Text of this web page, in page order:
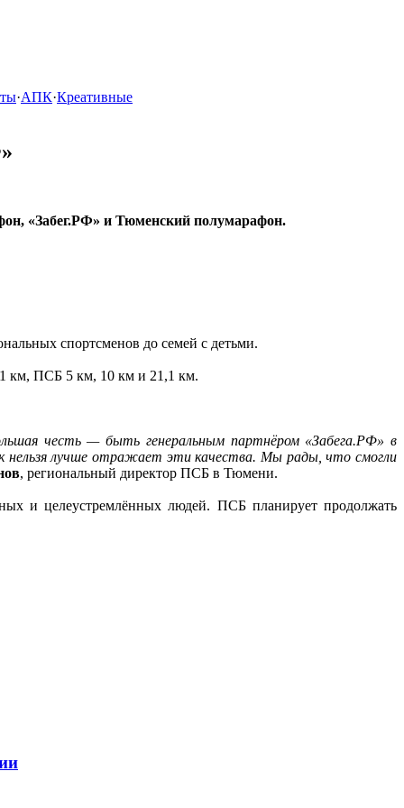
·АПК·Креативные
«Забег.РФ» и Тюменский полумарафон.
спортсменов до семей с детьми.
1 км, ПСБ 5 км, 10 км и 21,1 км.
честь — быть генеральным партнёром «Забега.РФ» в
нельзя лучше отражает эти качества. Мы рады, что смогли
, региональный директор ПСБ в Тюмени.
и целеустремлённых людей. ПСБ планирует продолжать